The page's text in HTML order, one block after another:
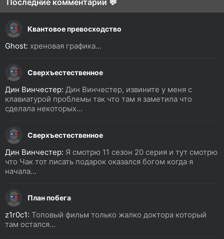
Последние комментарии 💬
Квантовое превосходство
Ghost: хреновая графика...
Сверхъестественное
Дин Винчестер: Дин Винчестер, извините у меня с
клавиатурой проблемы так что там я заметила что
сделала некоторых...
Сверхъестественное
Дин Винчестер: Я смотрю 11 сезон 20 серия и тут смотрю
что Чак тот писать подарок оказался богом когда я
начала...
План побега
z1r0c1: Топовый фильм только жалко доктора который
там остался...